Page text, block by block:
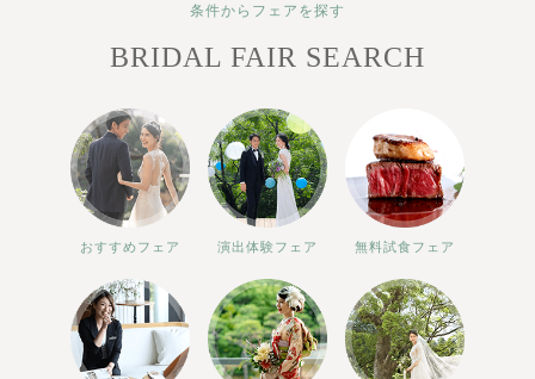
条件からフェアを探す
BRIDAL FAIR SEARCH
おすすめフェア 演出体験フェア 無料試食フェア